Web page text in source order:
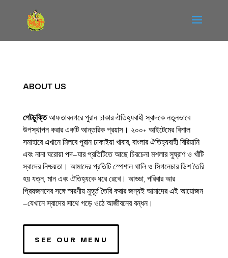
ABOUT US
পেটচুক্তিআফতাবনগরে পুরান ঢাকার ঐতিহ্যবাহী স্বাদকে নতুনভাবে
উপস্থাপন করার একটি আন্তরিক প্রয়াস। ২০০+ আইটেমের বিশাল
সমাহারে এখানে মিলবে পুরান ঢাকাইয়া খাবার, বাংলার ঐতিহ্যবাহী বিরিয়ানি
এবং নানা ঘরোয়া পদ—যার প্রতিটিতে আছে চিরচেনা মশলার সুঘ্রাণ ও খাঁটি
স্বাদের নিশ্চয়তা। আমাদের প্রতিটি স্পেশাল থালি ও সিগনেচার ডিশ তৈরি
হয় যত্ন, মান এবং ঐতিহ্যকে ধরে রেখে। আড্ডা, পরিবার আর
প্রিয়জনদের সঙ্গে স্মরণীয় মুহূর্ত তৈরি করার জন্যই আমাদের এই আয়োজন
—যেখানে স্বাদের সাথে গড়ে ওঠে আজীবনের বন্ধন।
SEE OUR MENU